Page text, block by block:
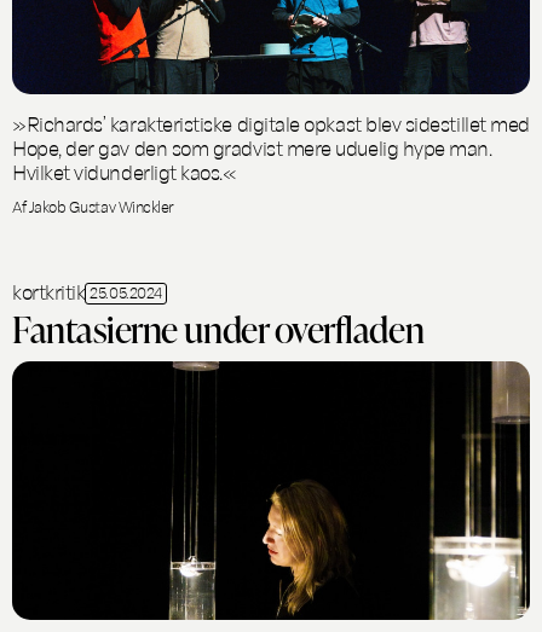
»Richards’ karakteristiske digitale opkast blev sidestillet med
Hope, der gav den som gradvist mere uduelig hype man.
Hvilket vidunderligt kaos.«
Af Jakob Gustav Winckler
kortkritik 25.05.2024
Fantasierne under overfladen